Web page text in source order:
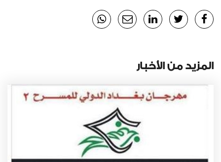
المزيد من الأخبار